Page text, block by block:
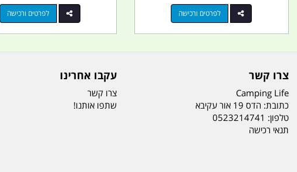
לפרטים ורכישה לפרטים ורכישה
צרו קשר
Camping Life
כתובת: הדס 19 אור עקיבא
טלפון: 0523214741
תנאי רכישה
עקבו אחרינו
צרו קשר
שתפו אותנו!